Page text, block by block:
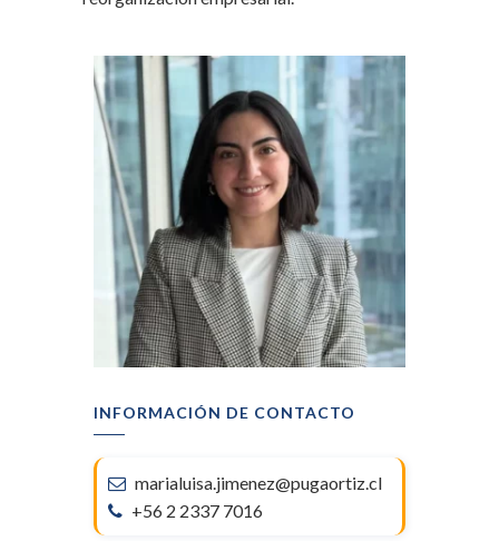
INFORMACIÓN DE CONTACTO
marialuisa.jimenez@pugaortiz.cl
+56 2 2337 7016